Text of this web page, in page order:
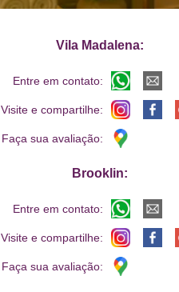
Vila Madalena:
Entre em contato:
Visite e compartilhe:
Faça sua avaliação:
Brooklin:
Entre em contato:
Visite e compartilhe:
Faça sua avaliação: